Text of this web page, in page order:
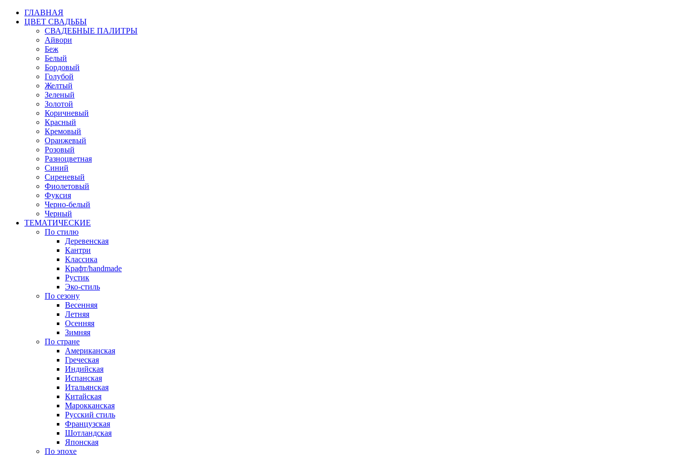
ГЛАВНАЯ
ЦВЕТ СВАДЬБЫ
СВАДЕБНЫЕ ПАЛИТРЫ
Айвори
Беж
Белый
Бордовый
Голубой
Желтый
Зеленый
Золотой
Коричневый
Красный
Кремовый
Оранжевый
Розовый
Разноцветная
Синий
Сиреневый
Фиолетовый
Фуксия
Черно-белый
Черный
ТЕМАТИЧЕСКИЕ
По стилю
Деревенская
Кантри
Классика
Крафт/handmade
Рустик
Эко-стиль
По сезону
Весенняя
Летняя
Осенняя
Зимняя
По стране
Американская
Греческая
Индийская
Испанская
Итальянская
Китайская
Марокканская
Русский стиль
Французская
Шотландская
Японская
По эпохе